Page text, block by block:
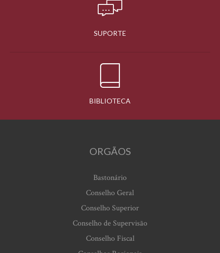
SUPORTE
BIBLIOTECA
ORGÃOS
Bastonário
Conselho Geral
Conselho Superior
Conselho de Supervisão
Conselho Fiscal